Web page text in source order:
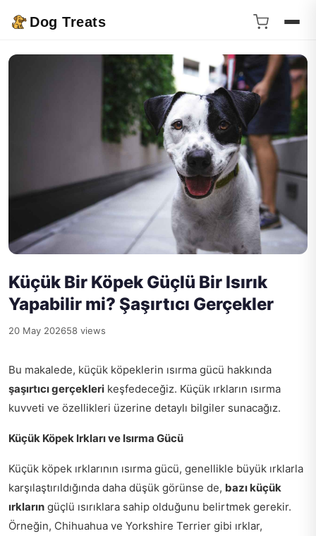
Dog Treats
Küçük Bir Köpek Güçlü Bir Isırık
Yapabilir mi? Şaşırtıcı Gerçekler
20 May 202658 views
Bu makalede, küçük köpeklerin ısırma gücü hakkında
şaşırtıcı gerçekleri keşfedeceğiz. Küçük ırkların ısırma
kuvveti ve özellikleri üzerine detaylı bilgiler sunacağız.
Küçük Köpek Irkları ve Isırma Gücü
Küçük köpek ırklarının ısırma gücü, genellikle büyük ırklarla
karşılaştırıldığında daha düşük görünse de, bazı küçük
ırkların güçlü ısırıklara sahip olduğunu belirtmek gerekir.
Örneğin, Chihuahua ve Yorkshire Terrier gibi ırklar,